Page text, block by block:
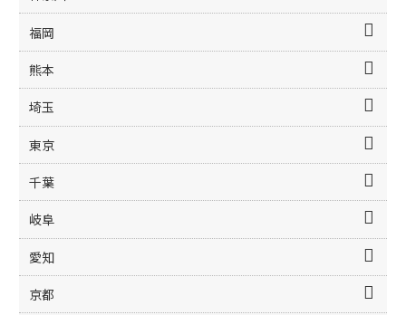
福岡
熊本
埼玉
東京
千葉
岐阜
愛知
京都